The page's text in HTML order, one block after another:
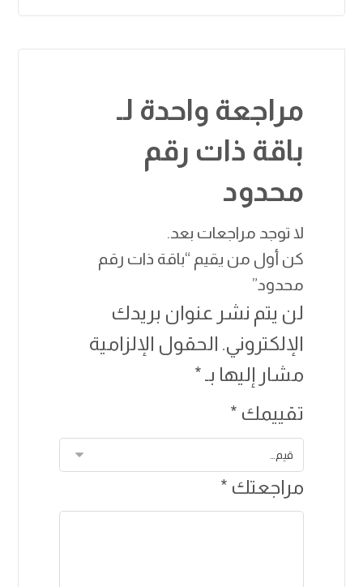
مراجعة واحدة لـ
باقة ذات رقم
محدود
لا توجد مراجعات بعد.
كن أول من يقيم “باقة ذات رقم
محدود”
لن يتم نشر عنوان بريدك
الإلكتروني. الحقول الإلزامية
مشار إليها بـ*
تقييمك *
مراجعتك *